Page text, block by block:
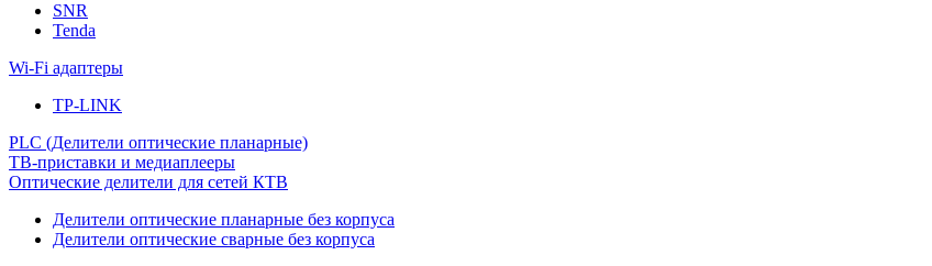
SNR
Tenda
Wi-Fi адаптеры
TP-LINK
PLC (Делители оптические планарные)
ТВ-приставки и медиаплееры
Оптические делители для сетей КТВ
Делители оптические планарные без корпуса
Делители оптические сварные без корпуса